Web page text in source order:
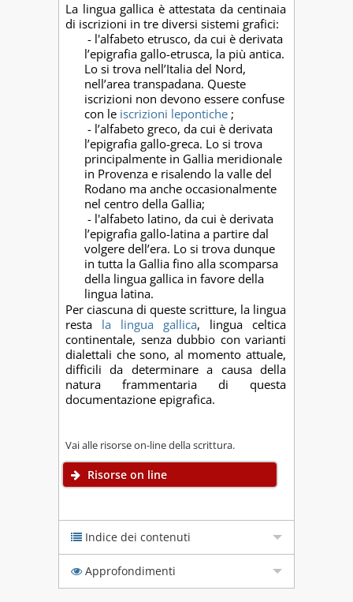
La lingua gallica è attestata da centinaia
di iscrizioni in tre diversi sistemi grafici:
- l'alfabeto etrusco, da cui è derivata
l’epigrafia gallo-etrusca, la più antica.
Lo si trova nell’Italia del Nord,
nell’area transpadana. Queste
iscrizioni non devono essere confuse
con le iscrizioni lepontiche ;
- l’alfabeto greco, da cui è derivata
l’epigrafia gallo-greca. Lo si trova
principalmente in Gallia meridionale
in Provenza e risalendo la valle del
Rodano ma anche occasionalmente
nel centro della Gallia;
- l'alfabeto latino, da cui è derivata
l’epigrafia gallo-latina a partire dal
volgere dell’era. Lo si trova dunque
in tutta la Gallia fino alla scomparsa
della lingua gallica in favore della
lingua latina.
Per ciascuna di queste scritture, la lingua
resta la lingua gallica, lingua celtica
continentale, senza dubbio con varianti
dialettali che sono, al momento attuale,
difficili da determinare a causa della
natura frammentaria di questa
documentazione epigrafica.
Vai alle risorse on-line della scrittura.
Risorse on line
Indice dei contenuti
Approfondimenti